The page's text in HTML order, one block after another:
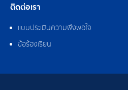
ติดต่อเรา
แบบประเมินความพึงพอใจ
ข้อร้องเรียน